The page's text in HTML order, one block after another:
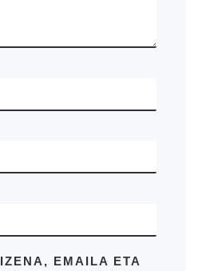
EMAILA ETA